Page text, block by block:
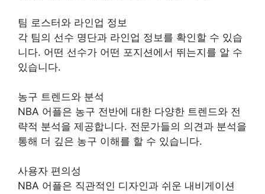
팀 로스터와 라인업 정보
각 팀의 선수 명단과 라인업 정보를 확인할 수 있습
니다. 어떤 선수가 어떤 포지션에서 뛰는지를 알 수
있습니다.
농구 트렌드와 분석
NBA 어플은 농구 전반에 대한 다양한 트렌드와 전
략적 분석을 제공합니다. 전문가들의 의견과 분석을
통해 더 깊은 농구 이해를 할 수 있습니다.
사용자 편의성
NBA 어플은 직관적인 디자인과 쉬운 내비게이션